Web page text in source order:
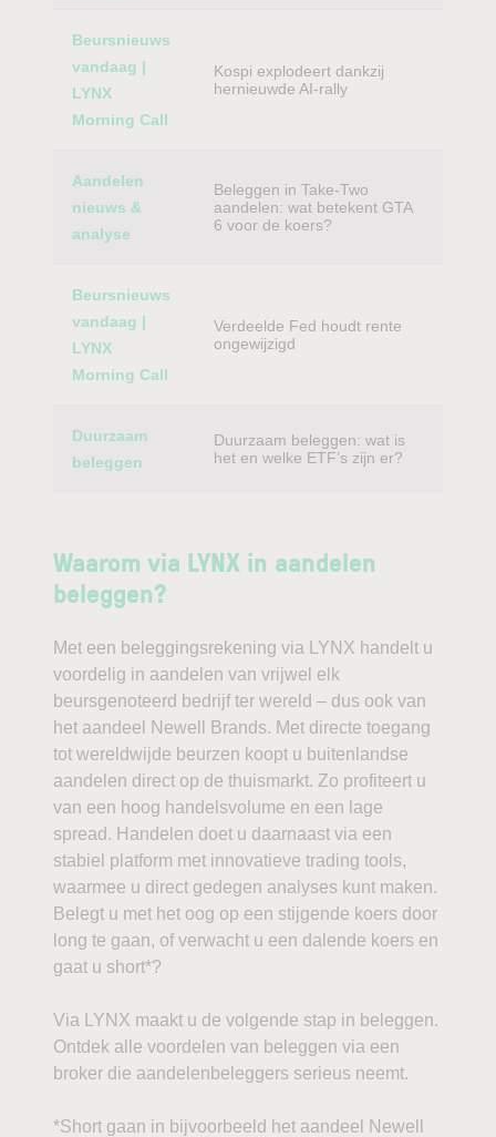
Beursnieuws
vandaag |
LYNX
Morning Call
Kospi explodeert dankzij
hernieuwde AI-rally
Aandelen
nieuws &
analyse
Beleggen in Take-Two
aandelen: wat betekent GTA
6 voor de koers?
Beursnieuws
vandaag |
LYNX
Morning Call
Verdeelde Fed houdt rente
ongewijzigd
Duurzaam
beleggen
Duurzaam beleggen: wat is
het en welke ETF’s zijn er?
Waarom via LYNX in aandelen
beleggen?
Met een beleggingsrekening via LYNX handelt u
voordelig in aandelen van vrijwel elk
beursgenoteerd bedrijf ter wereld – dus ook van
het aandeel Newell Brands. Met directe toegang
tot wereldwijde beurzen koopt u buitenlandse
aandelen direct op de thuismarkt. Zo profiteert u
van een hoog handelsvolume en een lage
spread. Handelen doet u daarnaast via een
stabiel platform met innovatieve trading tools,
waarmee u direct gedegen analyses kunt maken.
Belegt u met het oog op een stijgende koers door
long te gaan, of verwacht u een dalende koers en
gaat u short*?
Via LYNX maakt u de volgende stap in beleggen.
Ontdek alle voordelen van beleggen via een
broker die aandelenbeleggers serieus neemt.
*Short gaan in bijvoorbeeld het aandeel Newell